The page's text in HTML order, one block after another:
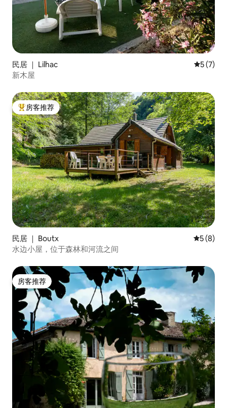
民居 ｜ Lilhac 平均评分
5 (7)
新木屋
热门「房客推荐」
房客推荐
民居 ｜ Boutx 平均评分
5 (8)
水边小屋，位于森林和河流之间
房客推荐
房客推荐